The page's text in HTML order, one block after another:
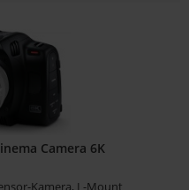
Camera 6K
Kamera, L-Mount